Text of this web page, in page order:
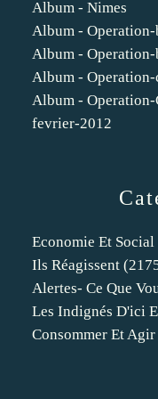
Economie Et Social
Ils Réagissent
Alertes- Ce Que
Les Indignés D'ici
Consommer Et
Album - Nimes
Album - Operation-
Album -
Album -
Album -
fevrier-2012